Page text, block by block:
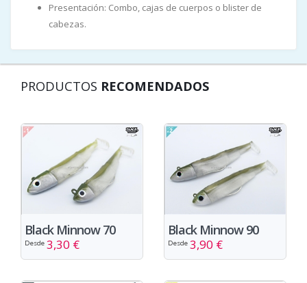
Presentación: Combo, cajas de cuerpos o blister de
cabezas.
PRODUCTOS RECOMENDADOS
Black Minnow 70
Desde 3,30 €
Black Minnow 90
Desde 3,90 €